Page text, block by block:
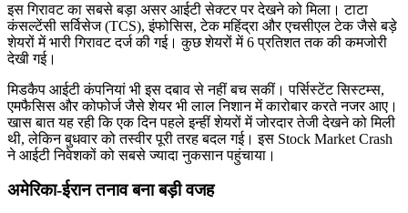
इस गिरावट का सबसे बड़ा असर आईटी सेक्टर पर देखने को मिला। टाटा
कंसल्टेंसी सर्विसेज (TCS), इंफोसिस, टेक महिंद्रा और एचसीएल टेक जैसे बड़े
शेयरों में भारी गिरावट दर्ज की गई। कुछ शेयरों में 6 प्रतिशत तक की कमजोरी
देखी गई।
मिडकैप आईटी कंपनियां भी इस दबाव से नहीं बच सकीं। पर्सिस्टेंट सिस्टम्स,
एमफैसिस और कोफोर्ज जैसे शेयर भी लाल निशान में कारोबार करते नजर आए।
खास बात यह रही कि एक दिन पहले इन्हीं शेयरों में जोरदार तेजी देखने को मिली
थी, लेकिन बुधवार को तस्वीर पूरी तरह बदल गई। इस Stock Market Crash
ने आईटी निवेशकों को सबसे ज्यादा नुकसान पहुंचाया।
अमेरिका-ईरान तनाव बना बड़ी वजह